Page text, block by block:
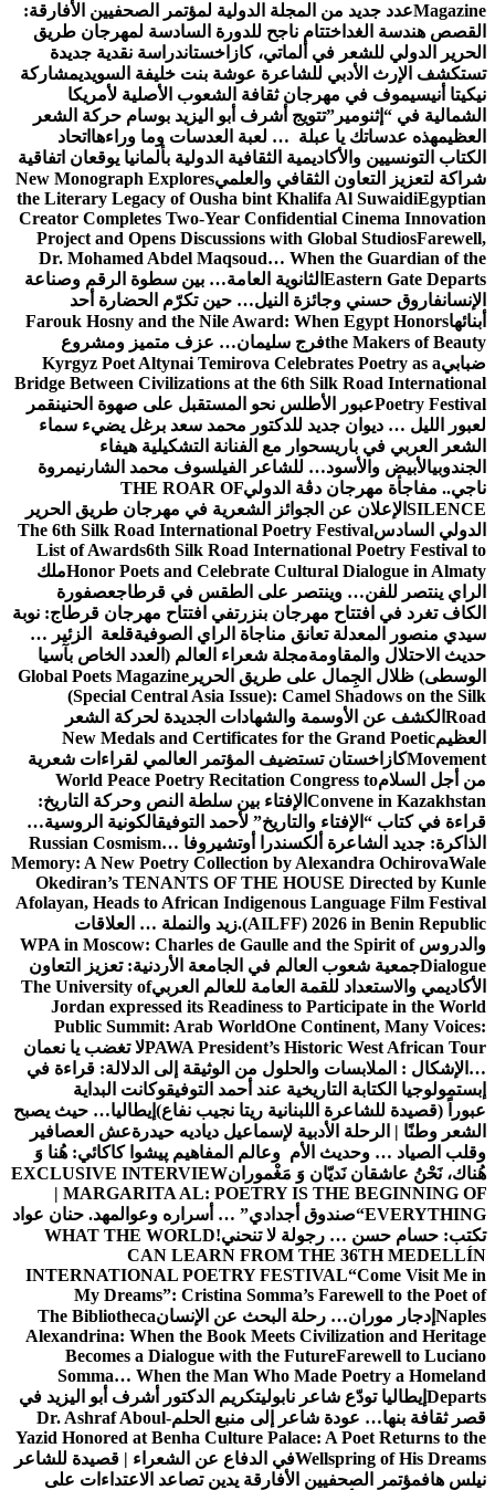
الدولية لمؤتمر الصحفيين الأفارقة:
ناجح للدورة السادسة لمهرجان طريق
كازاخستاندراسة نقدية جديدة
عوشة بنت خليفة السويديمشاركة
ثقافة الشعوب الأصلية لأمريكا
أشرف أبو اليزيد بوسام حركة الشعر
لعبة العدسات وما وراءها اتحاد
الدولية بألمانيا يوقعان اتفاقية
والعلميNew Monograph Explores
the Literary Legacy of Ousha bint
Creator Completes Two-Year
Project and Opens Discussions
Dr. Mohamed Abdel Maqsoud…
العامة… بين سطوة الرقم وصناعة
حين تكرّم الحضارة أحد
Farouk Hosny and the Nile Award:
سليمان… عزف متميز ومشروع
Kyrgyz Poet Altynai Temirova
Bridge Between Civilizations at the
نحو المستقبل على صهوة الحنينقمر
محمد سعد برغل يضيء سماء
مع الفنانة التشكيلية هيفاء
الفيلسوف محمد الشارنيمروة
THE ROAR OF
الشعرية في مهرجان طريق الحرير
The 6th Silk Road International
List of Awards6th Silk Road
Honor Poets and Celebrateملك
على الطقس في قرطاجعصفورة
بنزرتفي افتتاح مهرجان قرطاج: نوبة
الراي الصوفية قلعة الزئير …
شعراء العالم (العدد الخاص بآسيا
طريق الحريرGlobal Poets Magazine
(Special Central Asia Issue):
الجديدة لحركة الشعر
New Medals and Certificates
المؤتمر العالمي لقراءات شعرية
World Peace Poetry Recitation
بين سلطة النص وحركة التاريخ:
لأحمد التوفيقالكونية الروسية…
أوتشيروفاRussian Cosmism…
Memory: A New Poetry Collection
Okediran’s TENANTS OF THE
Afolayan, Heads to African
زيد والنملة … العلاقات
WPA in Moscow: Charles de Gaulle
في الجامعة الأردنية: تعزيز التعاون
للعالم العربيThe University of
Jordan expressed its
Public Summit: Arab World
PAWA President’s لا تغضب يا نعمان
من الوثيقة إلى الدلالة: قراءة في
عند أحمد التوفيقوكانت البداية
ريتا نجيب نفاع)إيطاليا… حيث يصبح
لإسماعيل دياديه حيدرةعش العصافير
وعالم المفاهيمپیشوا کاکائي: هُنا وَ
مَغْمورانEXCLUSIVE INTERVIEW
| MARGARITA AL: POETRY
… أسراره وعوالمه د. حنان عواد
تنحني!WHAT THE WORLD
CAN LEARN
INTERNATIONAL POETRY
My Dreams”: Cristina
البحث عن الإنسانThe Bibliotheca
Alexandrina: When the Book
Becomes a Dialogue with the
Somma… When the Man Who
تكريم الدكتور أشرف أبو اليزيد في
إلى منبع الحلمDr. Ashraf Aboul-
Yazid Honored at Benha Culture
في الدفاع عن الشعراء | قصيدة للشاعر
يدين تصاعد الاعتداءات على